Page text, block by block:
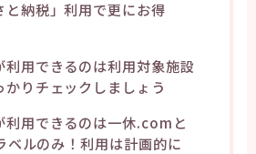
と納税」利用で更にお得
利用できるのは利用対象施設
かりチェックしましょう
利用できるのは一休.comと
ベルのみ！利用は計画的に